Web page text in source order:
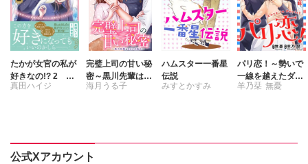
たかが女官の私が
好きなの!? 2 婚
約破棄された姫様
真田ハイジ
完璧上司の甘い秘
密～黒川先輩はオ
カン力高め～【合
海月うる子
ハムスター一番星
伝説
みすとかすみ
パリ恋！～勢いで
一線を越えたダサ
眼鏡、京都の御曹
羊乃栞 無憂
公式Xアカウント